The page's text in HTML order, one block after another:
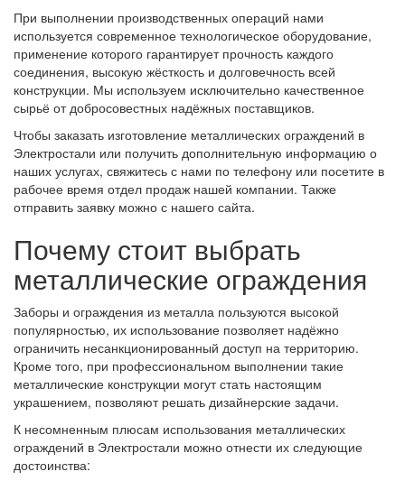
При выполнении производственных операций нами
используется современное технологическое оборудование,
применение которого гарантирует прочность каждого
соединения, высокую жёсткость и долговечность всей
конструкции. Мы используем исключительно качественное
сырьё от добросовестных надёжных поставщиков.
Чтобы заказать изготовление металлических ограждений в
Электростали или получить дополнительную информацию о
наших услугах, свяжитесь с нами по телефону или посетите в
рабочее время отдел продаж нашей компании. Также
отправить заявку можно с нашего сайта.
Почему стоит выбрать
металлические ограждения
Заборы и ограждения из металла пользуются высокой
популярностью, их использование позволяет надёжно
ограничить несанкционированный доступ на территорию.
Кроме того, при профессиональном выполнении такие
металлические конструкции могут стать настоящим
украшением, позволяют решать дизайнерские задачи.
К несомненным плюсам использования металлических
ограждений в Электростали можно отнести их следующие
достоинства: